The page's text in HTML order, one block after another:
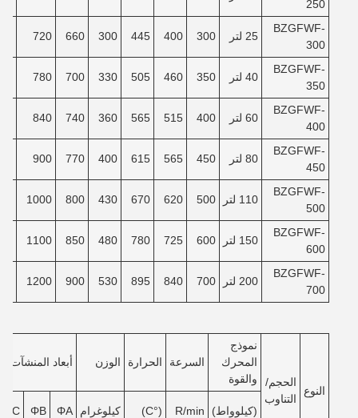
250
BZGFWF-
300
25 لتر 300
400
445
300
660
720
BZGFWF-
350
40 لتر 350
460
505
330
700
780
BZGFWF-
400
60 لتر 400
515
565
360
740
840
BZGFWF-
450
80 لتر 450
565
615
400
770
900
BZGFWF-
500
110 لتر 500
620
670
430
800
1000
BZGFWF-
600
150 لتر 600
725
780
480
850
1100
BZGFWF-
700
200 لتر 700
840
895
530
900
1200
النوع
الحجم/
التناوب
نموذج
المحرك
والقوة
السرعة الحرارة الوزن أبعاد المنشآت
(كيلوواط) R/min
(°C) كيلوغرام ΦA
ΦB
ΦC